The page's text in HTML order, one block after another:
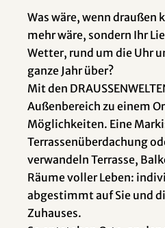
Was wäre, wenn draußen
mehr wäre, sondern Ihr
Wetter, rund um die Uhr
ganze Jahr über?
Mit den
Außenbereich zu einem
Möglichkeiten. Eine
Terrassenüberdachung
verwandeln Terrasse,
Räume voller Leben:
abgestimmt auf Sie und
Zuhauses.